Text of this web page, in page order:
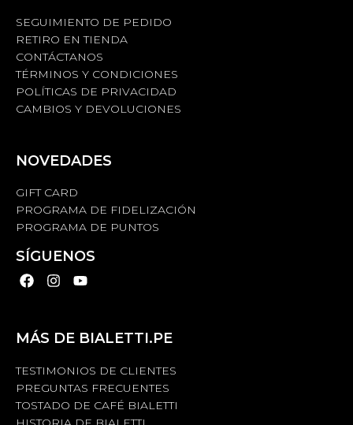
SEGUIMIENTO DE PEDIDO
RETIRO EN TIENDA
CONTÁCTANOS
TÉRMINOS Y CONDICIONES
POLÍTICAS DE PRIVACIDAD
CAMBIOS Y DEVOLUCIONES
NOVEDADES
GIFT CARD
PROGRAMA DE FIDELIZACIÓN
PROGRAMA DE PUNTOS
SÍGUENOS
MÁS DE BIALETTI.PE
TESTIMONIOS DE CLIENTES
PREGUNTAS FRECUENTES
TOSTADO DE CAFÉ BIALETTI